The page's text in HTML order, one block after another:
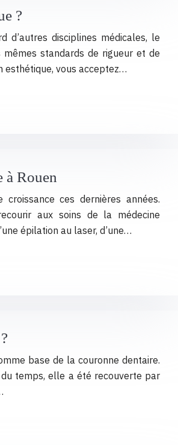
?
d’autres disciplines médicales, le
standards de rigueur et de
esthétique, vous acceptez…
à Rouen
ces dernières années.
aux soins de la médecine
épilation au laser, d’une…
base de la couronne dentaire.
temps, elle a été recouverte par